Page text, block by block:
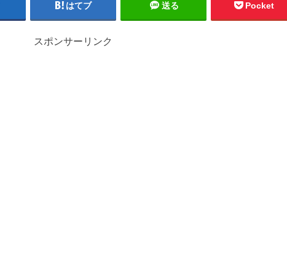
はてブ 送る Pocket
スポンサーリンク